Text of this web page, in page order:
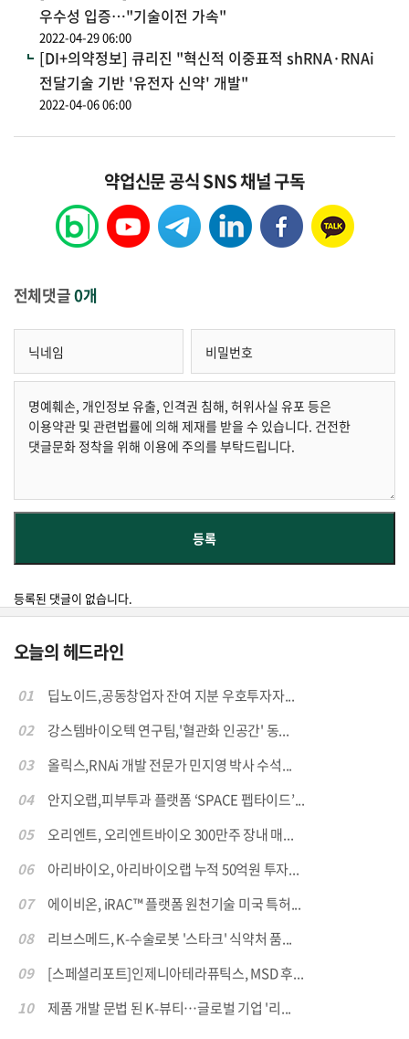
우수성 입증…"기술이전 가속"
2022-04-29 06:00
[DI+의약정보] 큐리진 "혁신적 이중표적 shRNA·RNAi
전달기술 기반 '유전자 신약' 개발"
2022-04-06 06:00
약업신문 공식 SNS 채널 구독
전체댓글0개
등록된 댓글이 없습니다.
오늘의 헤드라인
01
딥노이드,공동창업자 잔여 지분 우호투자자...
02
강스템바이오텍 연구팀,'혈관화 인공간' 동...
03
올릭스,RNAi 개발 전문가 민지영 박사 수석...
04
안지오랩,피부투과 플랫폼 ‘SPACE 펩타이드’...
05
오리엔트, 오리엔트바이오 300만주 장내 매...
06
아리바이오, 아리바이오랩 누적 50억원 투자...
07
에이비온, iRAC™ 플랫폼 원천기술 미국 특허...
08
리브스메드, K-수술로봇 '스타크' 식약처 품...
09
[스페셜리포트]인제니아테라퓨틱스, MSD 후...
10
제품 개발 문법 된 K-뷰티…글로벌 기업 '리...